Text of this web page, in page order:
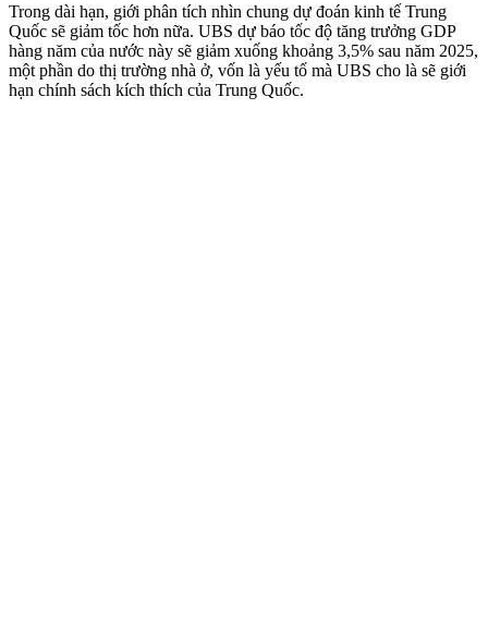
Trong dài hạn, giới phân tích nhìn chung dự đoán kinh tế Trung
Quốc sẽ giảm tốc hơn nữa. UBS dự báo tốc độ tăng trưởng GDP
hàng năm của nước này sẽ giảm xuống khoảng 3,5% sau năm 2025,
một phần do thị trường nhà ở, vốn là yếu tố mà UBS cho là sẽ giới
hạn chính sách kíc‌h thí‌ch của Trung Quốc.